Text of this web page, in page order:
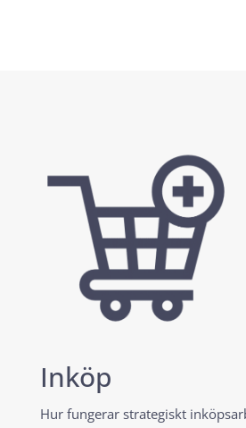
Inköp
Hur fungerar strategiskt